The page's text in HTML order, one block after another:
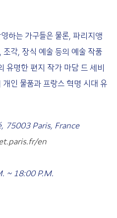
하는 가구들은 물론, 파리지앵
각, 장식 예술 등의 예술 작품
유명한 편지 작가 마담 드 세비
인 물품과 프랑스 혁명 시대 유
75003 Paris, France
en
~ 18:00 P.M.